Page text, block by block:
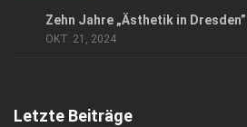
Zehn Jahre „Ästhetik in
OKT. 21, 2024
Letzte Beiträge